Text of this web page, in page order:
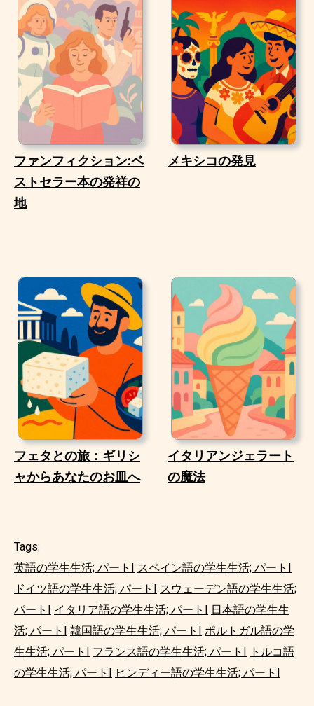
ファンフィクション:ベ
ストセラー本の発祥の
地
メキシコの発見
フェタとの旅：ギリシ
ャからあなたのお皿へ
イタリアンジェラート
の魔法
Tags:
英語の学生生活; パートI スペイン語の学生生活; パートI
ドイツ語の学生生活; パートI スウェーデン語の学生生活;
パートI イタリア語の学生生活; パートI 日本語の学生生
活; パートI 韓国語の学生生活; パートI ポルトガル語の学
生生活; パートI フランス語の学生生活; パートI トルコ語
の学生生活; パートI ヒンディー語の学生生活; パートI